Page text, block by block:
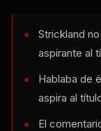
Strickland
aspirante al
Hablaba de
aspira al
El